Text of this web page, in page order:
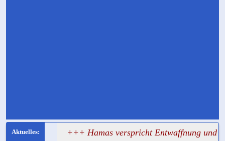
+++ Hamas verspricht Entwaffnung und ruft